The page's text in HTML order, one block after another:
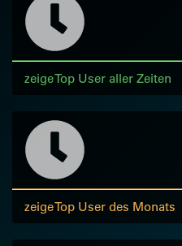
zeige Top User aller Zeiten
zeige Top User des Monats